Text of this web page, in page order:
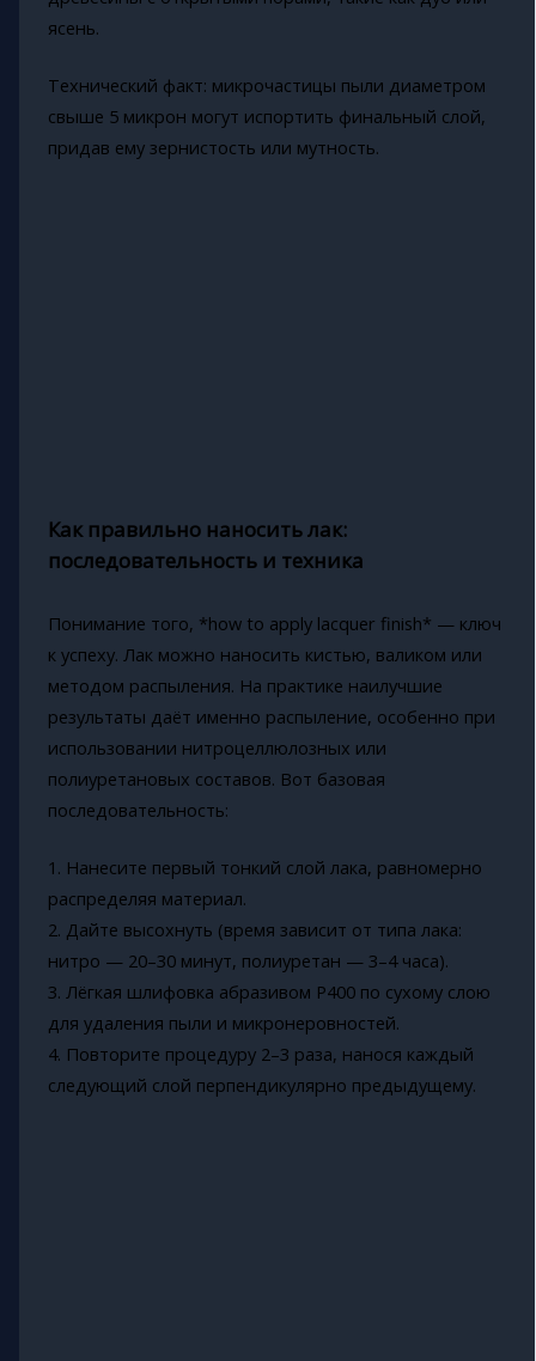
ясень.
Технический факт: микрочастицы пыли диаметром
свыше 5 микрон могут испортить финальный слой,
придав ему зернистость или мутность.
Как правильно наносить лак:
последовательность и техника
Понимание того, *how to apply lacquer finish* — ключ
к успеху. Лак можно наносить кистью, валиком или
методом распыления. На практике наилучшие
результаты даёт именно распыление, особенно при
использовании нитроцеллюлозных или
полиуретановых составов. Вот базовая
последовательность:
1. Нанесите первый тонкий слой лака, равномерно
распределяя материал.
2. Дайте высохнуть (время зависит от типа лака:
нитро — 20–30 минут, полиуретан — 3–4 часа).
3. Лёгкая шлифовка абразивом P400 по сухому слою
для удаления пыли и микронеровностей.
4. Повторите процедуру 2–3 раза, нанося каждый
следующий слой перпендикулярно предыдущему.